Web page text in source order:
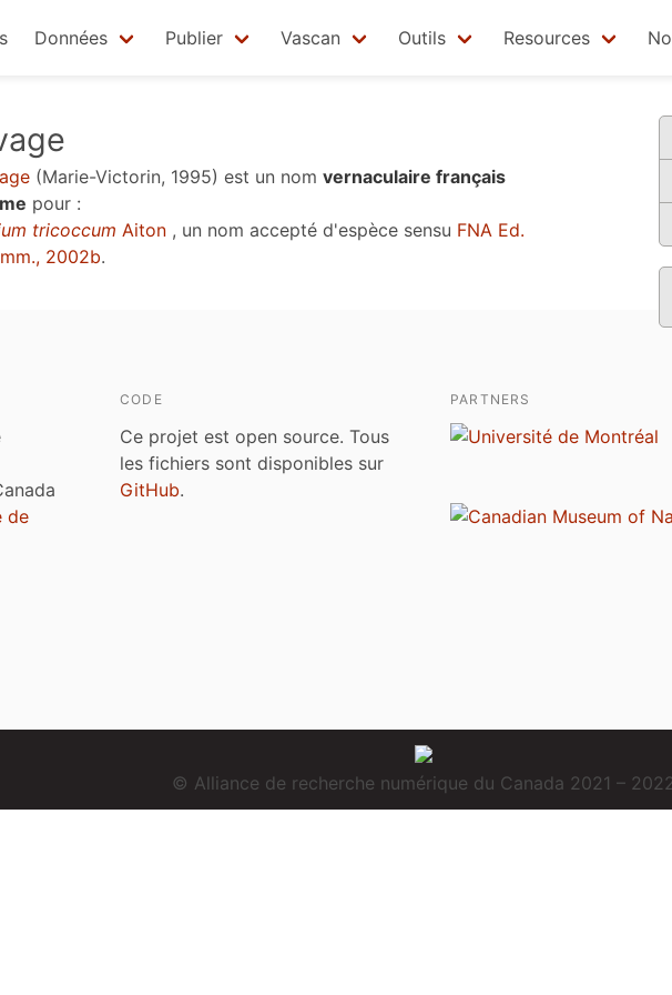
Données Publier Vascan Outils Resources
(Marie-Victorin, 1995) est un nom vernaculaire français
pour :
tricoccum Aiton , un nom accepté d'espèce sensu FNA Ed.
2002b.
de
CODE
Ce projet est open source. Tous
les fichiers sont disponibles sur
GitHub.
PARTNERS
© Alliance de recherche numérique du Canada 2021 –